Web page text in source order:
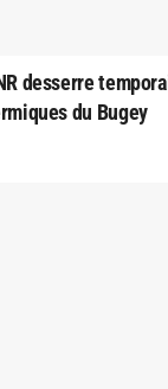
desserre
du Bugey